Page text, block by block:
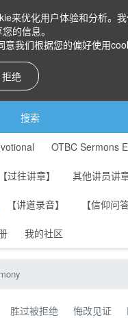
来优化用户体验和分析。
的信息。
我们根据您的偏好使用
拒绝
搜索
OTBC Sermons
【过往讲章】 其他讲员讲
【讲道录音】 【信仰问答
我的社区
胜过被拒绝 悔改见证